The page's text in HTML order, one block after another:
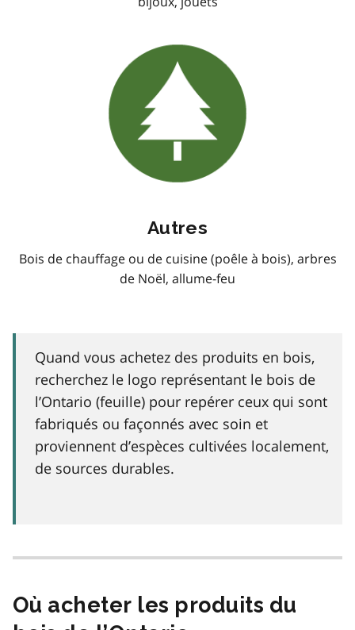
Autres
Bois de chauffage ou de cuisine (poêle à bois), arbres
de Noël, allume-feu
Quand vous achetez des produits en bois,
recherchez le logo représentant le bois de
l’Ontario (feuille) pour repérer ceux qui sont
fabriqués ou façonnés avec soin et
proviennent d’espèces cultivées localement,
de sources durables.
Où acheter les produits du